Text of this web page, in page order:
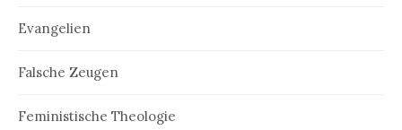
Evangelien
Falsche Zeugen
Feministische Theologie